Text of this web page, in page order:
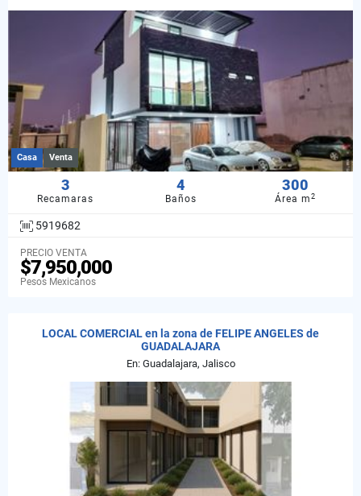
Casa Venta
3
Recamaras
4
Baños
300
Área m2
5919682
PRECIO VENTA
$7,950,000
Pesos Mexicanos
LOCAL COMERCIAL en la zona de FELIPE ANGELES de
GUADALAJARA
En: Guadalajara, Jalisco